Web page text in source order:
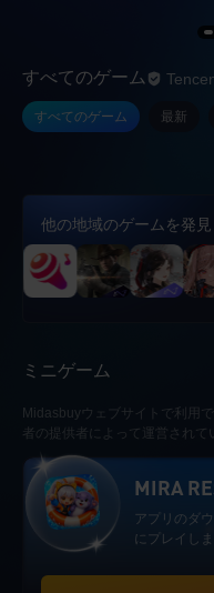
すべてのゲーム
すべてのゲーム 最新
他の地域のゲームを発見
ミニゲーム
Midasbuyウェブサイトで利用
者の提供者によって運営されて
MIRA
アプリのダ
にプレイしま